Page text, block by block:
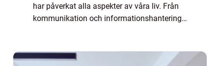
har påverkat alla aspekter av våra liv. Från
kommunikation och informationshantering